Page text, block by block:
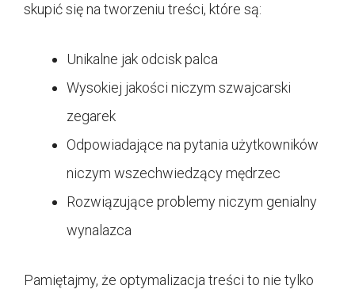
skupić się na tworzeniu treści, które są:
Unikalne jak odcisk palca
Wysokiej jakości niczym szwajcarski
zegarek
Odpowiadające na pytania użytkowników
niczym wszechwiedzący mędrzec
Rozwiązujące problemy niczym genialny
wynalazca
Pamiętajmy, że optymalizacja treści to nie tylko